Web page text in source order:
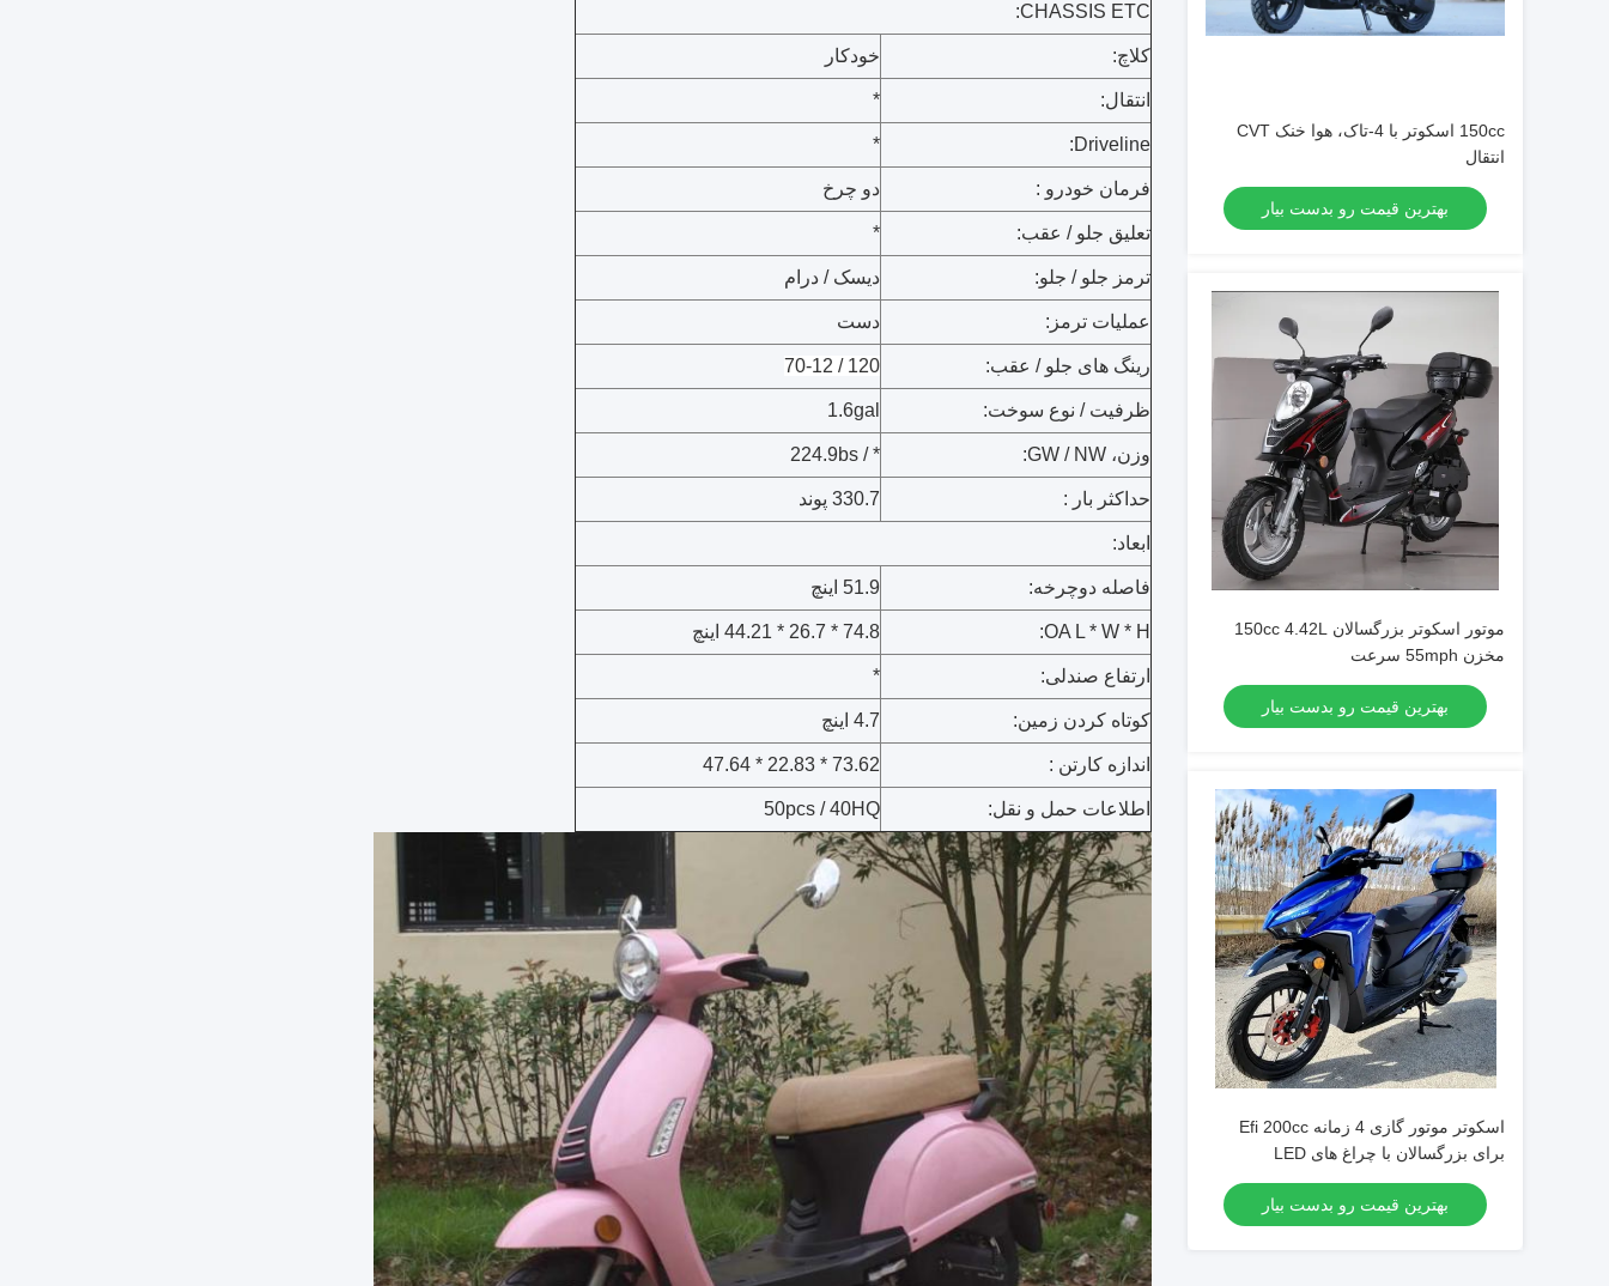
150cc اسکوتر با 4-تاک، هوا خنک CVT
انتقال
بهترین قیمت رو بدست بیار
موتور اسکوتر بزرگسالان 150cc 4.42L
مخزن 55mph سرعت
بهترین قیمت رو بدست بیار
اسکوتر موتور گازی 4 زمانه Efi 200cc
برای بزرگسالان با چراغ های LED
بهترین قیمت رو بدست بیار
CHASSIS ETC:
کلاچ: خودکار
انتقال: *
Driveline:
*
فرمان خودرو : دو چرخ
تعلیق جلو / عقب: *
ترمز جلو / جلو: دیسک / درام
عملیات ترمز: دست
رینگ های جلو / عقب: 120 / 70-12
ظرفیت / نوع سوخت: 1.6gal
وزن، GW / NW: * / 224.9bs
حداکثر بار : 330.7 پوند
ابعاد:
فاصله دوچرخه: 51.9 اینچ
OA L * W * H: 74.8 * 26.7 * 44.21 اینچ
ارتفاع صندلی: *
کوتاه کردن زمین: 4.7 اینچ
اندازه کارتن : 73.62 * 22.83 * 47.64
اطلاعات حمل و نقل: 50pcs / 40HQ